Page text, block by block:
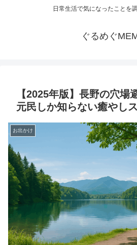
日常生活で気になったことを
ぐるめぐ
【2025年版】長野の穴場
元民しか知らない癒やし
お出かけ